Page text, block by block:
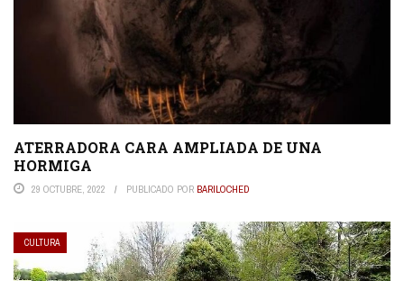
ATERRADORA CARA AMPLIADA DE UNA
HORMIGA
29 OCTUBRE, 2022 PUBLICADO POR BARILOCHED
CULTURA